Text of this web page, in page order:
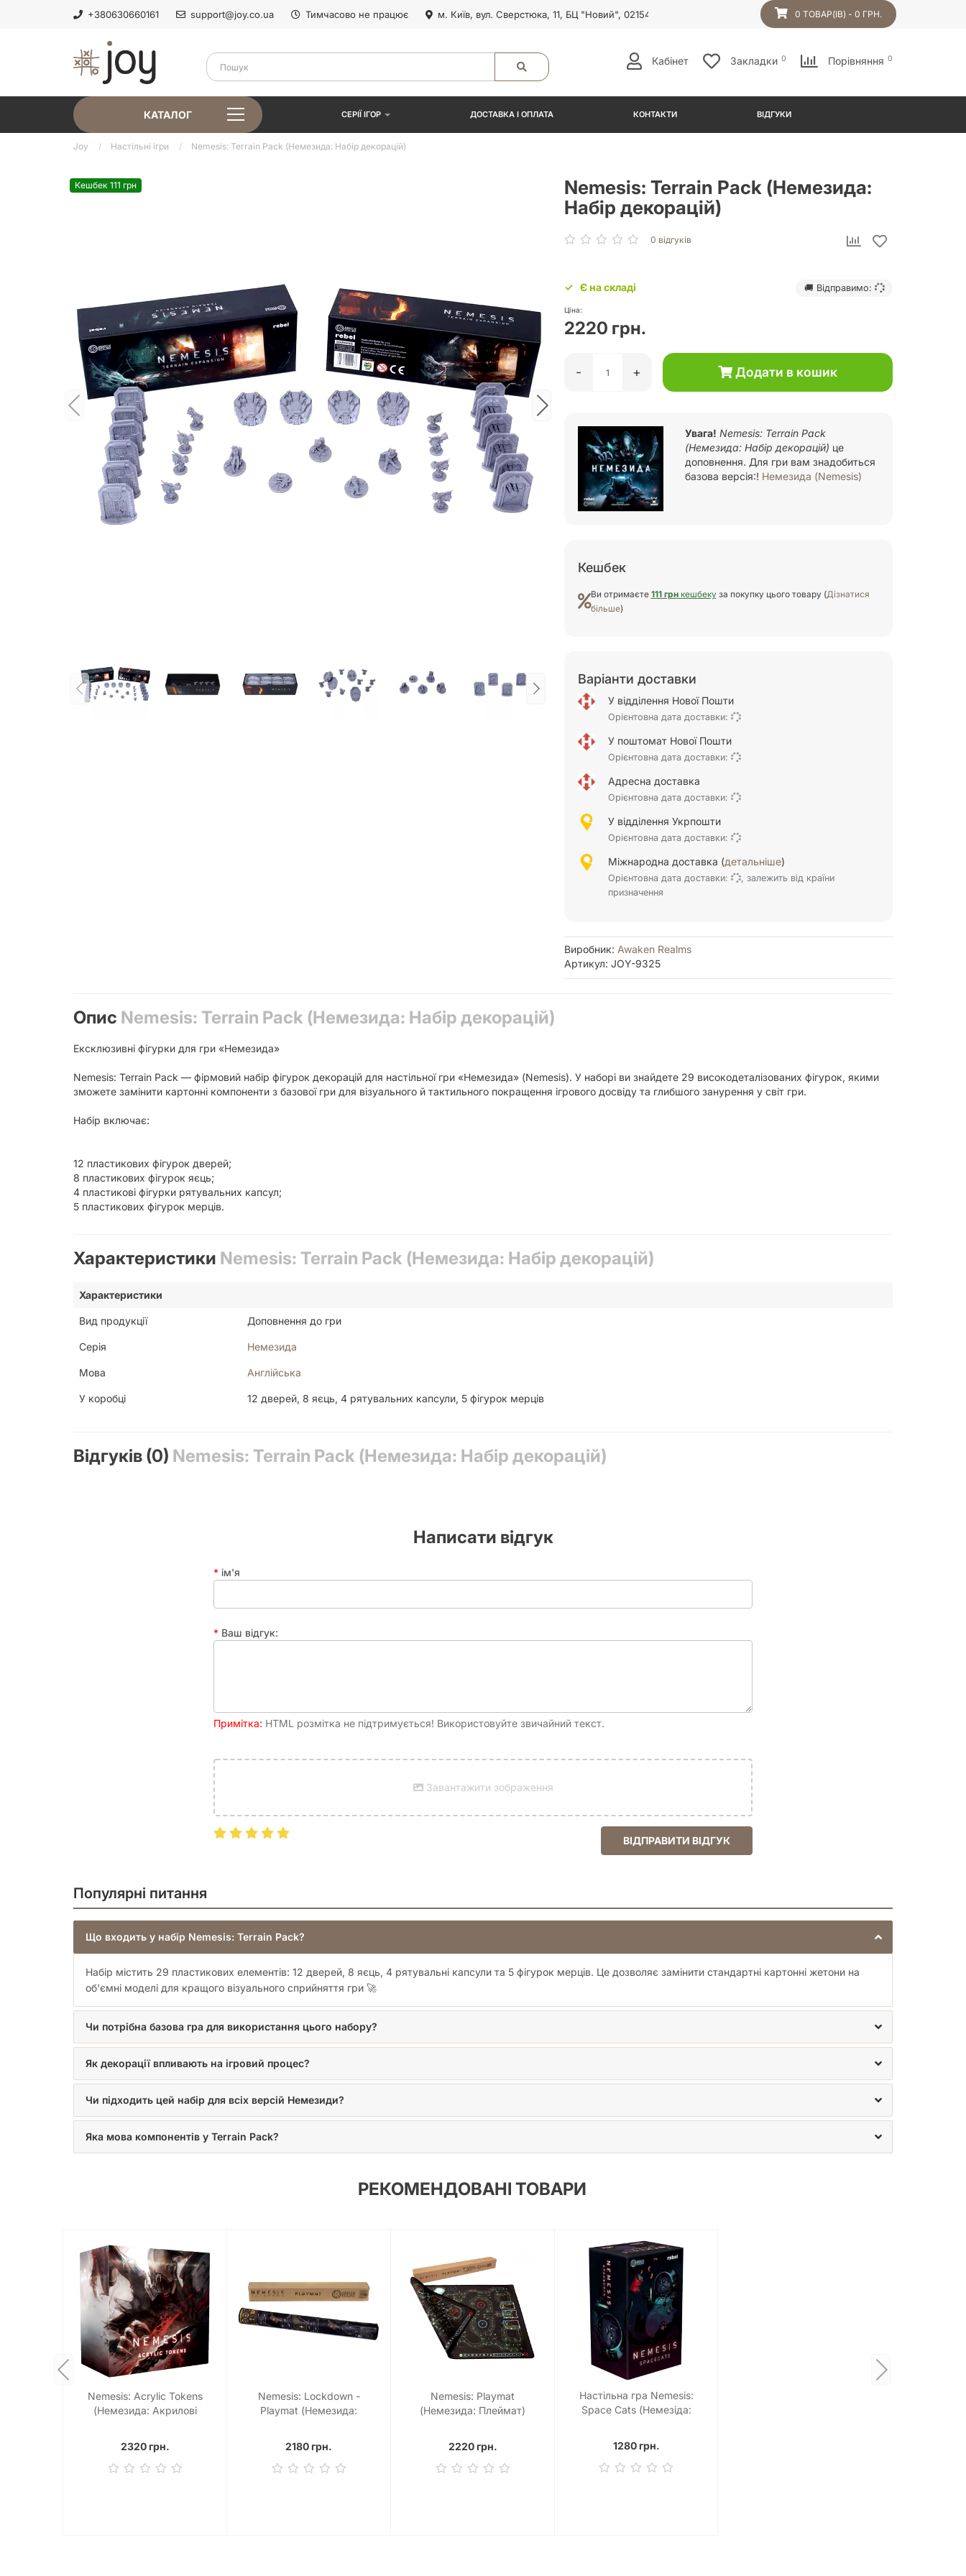
+380630660161 support@joy.co.ua Тимчасово не працює м. Київ, вул. Сверстюка, 11, БЦ "Новий", 02154 0 ТОВАР(ІВ) - 0 ГРН.
Кабінет Закладки 0 Порівняння 0
КАТАЛОГ СЕРІЇ ІГОР ДОСТАВКА І ОПЛАТА КОНТАКТИ ВІДГУКИ
Joy Настільні ігри Nemesis: Terrain Pack (Немезида: Набір декорацій)
Кешбек 111 грн
Nemesis: Terrain Pack (Немезида:
Набір декорацій)
0 відгуків
Є на складі 🚚 Відправимо:
Ціна:
2220 грн.
- + Додати в кошик
Увага! Nemesis: Terrain Pack
(Немезида: Набір декорацій) це
доповнення. Для гри вам знадобиться
базова версія:! Немезида (Nemesis)
Кешбек
Ви отримаєте 111 грнкешбекуза покупку цього товару (Дізнатися
більше)
Варіанти доставки
У відділення Нової Пошти
Орієнтовна дата доставки:
У поштомат Нової Пошти
Орієнтовна дата доставки:
Адресна доставка
Орієнтовна дата доставки:
У відділення Укрпошти
Орієнтовна дата доставки:
Міжнародна доставка (детальніше)
Орієнтовна дата доставки:
, залежить від країни
призначення
Виробник: Awaken Realms
Артикул: JOY-9325
Опис Nemesis: Terrain Pack (Немезида: Набір декорацій)
Ексклюзивні фігурки для гри «Немезида»
Nemesis: Terrain Pack — фірмовий набір фігурок декорацій для настільної гри «Немезида» (Nemesis). У наборі ви знайдете 29 високодеталізованих фігурок, якими
зможете замінити картонні компоненти з базової гри для візуального й тактильного покращення ігрового досвіду та глибшого занурення у світ гри.
Набір включає:
12 пластикових фігурок дверей;
8 пластикових фігурок яєць;
4 пластикові фігурки рятувальних капсул;
5 пластикових фігурок мерців.
Характеристики Nemesis: Terrain Pack (Немезида: Набір декорацій)
Характеристики
Вид продукції Доповнення до гри
Серія Немезида
Мова Англійська
У коробці 12 дверей, 8 яєць, 4 рятувальних капсули, 5 фігурок мерців
Відгуків (0) Nemesis: Terrain Pack (Немезида: Набір декорацій)
Написати відгук
ім'я
Ваш відгук:
Примітка: HTML розмітка не підтримується! Використовуйте звичайний текст.
Завантажити зображення
ВІДПРАВИТИ ВІДГУК
Популярні питання
Що входить у набір Nemesis: Terrain Pack?
Набір містить 29 пластикових елементів: 12 дверей, 8 яєць, 4 рятувальні капсули та 5 фігурок мерців. Це дозволяє замінити стандартні картонні жетони на
об'ємні моделі для кращого візуального сприйняття гри 🚀
Чи потрібна базова гра для використання цього набору?
Як декорації впливають на ігровий процес?
Чи підходить цей набір для всіх версій Немезиди?
Яка мова компонентів у Terrain Pack?
РЕКОМЕНДОВАНІ ТОВАРИ
Nemesis: Acrylic Tokens
(Немезида: Акрилові
2320 грн.
Nemesis: Lockdown -
Playmat (Немезида:
2180 грн.
Nemesis: Playmat
(Немезида: Плеймат)
2220 грн.
Настільна гра Nemesis:
Space Cats (Немезіда:
1280 грн.